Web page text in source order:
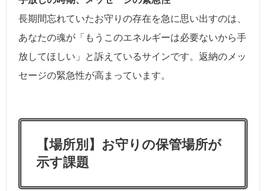
長期間忘れていたお守りの存在を急に思い出すのは、
あなたの魂が「もうこのエネルギーは必要ないから手
放してほしい」と訴えているサインです。返納のメッ
セージの緊急性が高まっています。
【場所別】お守りの保管場所が
示す課題